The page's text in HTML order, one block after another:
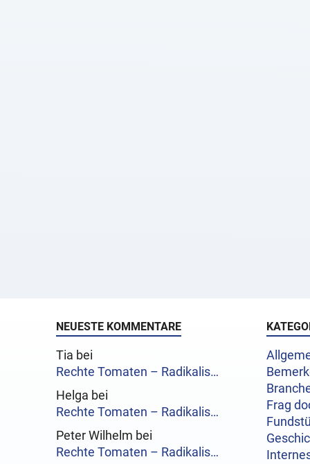
NEUESTE KOMMENTARE
Tia bei
Rechte Tomaten – Radikalis…
Helga bei
Rechte Tomaten – Radikalis…
Peter Wilhelm bei
Rechte Tomaten – Radikalis…
Frag